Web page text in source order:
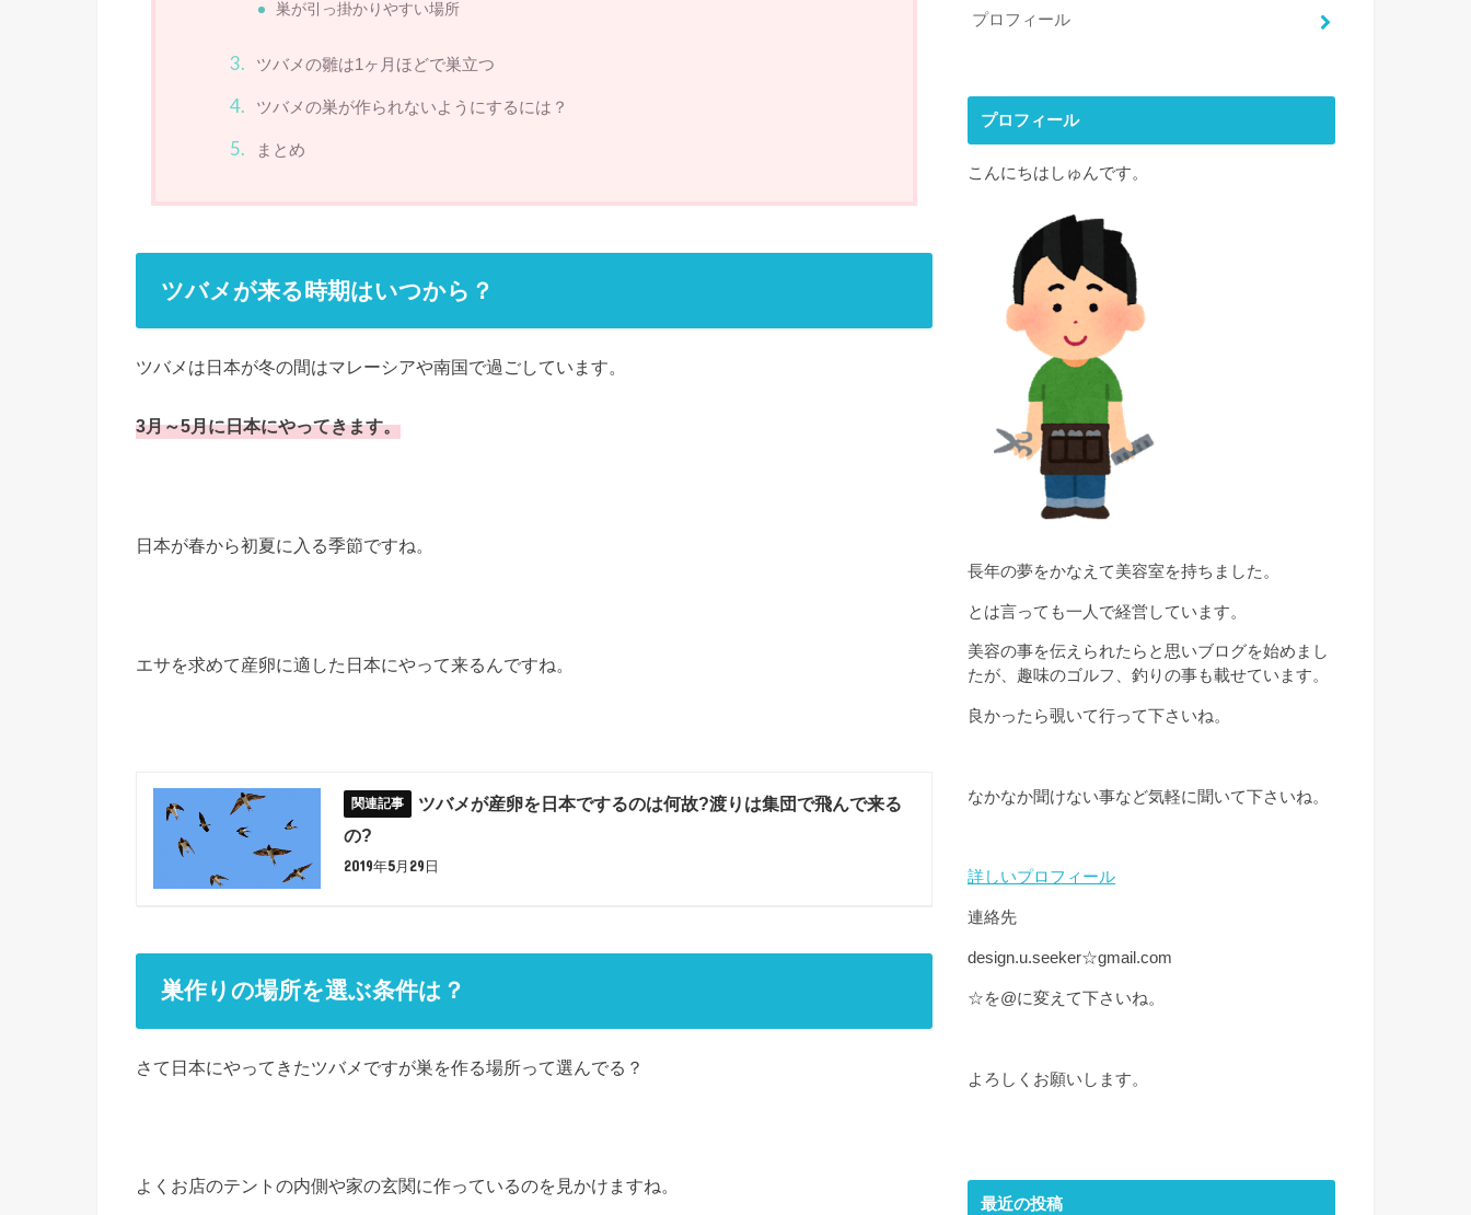
巣が引っ掛かりやすい場所
ツバメの雛は1ヶ月ほどで巣立つ
ツバメの巣が作られないようにするには？
まとめ
ツバメが来る時期はいつから？
ツバメは日本が冬の間はマレーシアや南国で過ごしています。
3月～5月に日本にやってきます。
日本が春から初夏に入る季節ですね。
エサを求めて産卵に適した日本にやって来るんですね。
ツバメが産卵を日本でするのは何故?渡りは集団で飛んで来る
の?
2019年5月29日
巣作りの場所を選ぶ条件は？
さて日本にやってきたツバメですが巣を作る場所って選んでる？
よくお店のテントの内側や家の玄関に作っているのを見かけますね。
プロフィール
プロフィール
こんにちはしゅんです。
長年の夢をかなえて美容室を持ちました。
とは言っても一人で経営しています。
美容の事を伝えられたらと思いブログを始めまし
たが、趣味のゴルフ、釣りの事も載せています。
良かったら覗いて行って下さいね。
なかなか聞けない事など気軽に聞いて下さいね。
詳しいプロフィール
連絡先
design.u.seeker☆gmail.com
☆を@に変えて下さいね。
よろしくお願いします。
最近の投稿